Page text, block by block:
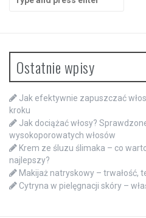
for:
Ostatnie wpisy
Jak efektywnie zapuszczać
kroku
Jak dociążać włosy?
wysokoporowatych włosów
Krem ze śluzu ślimaka – co
najlepszy?
Makijaż natryskowy – trwałość,
Cytryna w pielęgnacji skóry –